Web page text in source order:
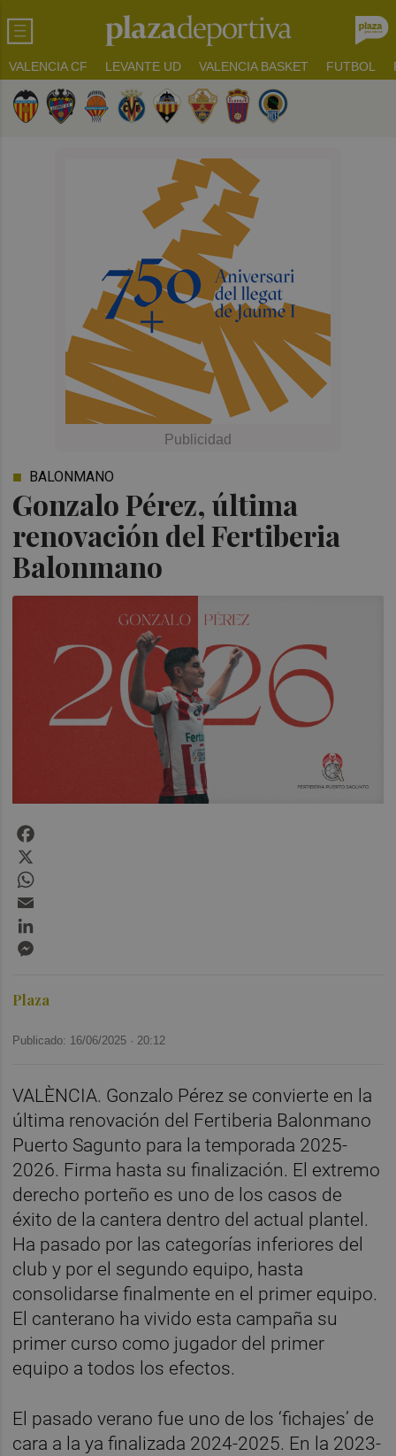
VALENCIA CF LEVANTE UD VALENCIA BASKET FUTBOL
Gonzalo Pérez, última
renovación del Fertiberia
Balonmano
BALONMANO
Plaza
Publicado: 16/06/2025 · 20:12
VALÈNCIA. Gonzalo Pérez se convierte en la
última renovación del Fertiberia Balonmano
Puerto Sagunto para la temporada 2025-
2026. Firma hasta su finalización. El extremo
derecho porteño es uno de los casos de
éxito de la cantera dentro del actual plantel.
Ha pasado por las categorías inferiores del
club y por el segundo equipo, hasta
consolidarse finalmente en el primer equipo.
El canterano ha vivido esta campaña su
primer curso como jugador del primer
equipo a todos los efectos.
El pasado verano fue uno de los ‘fichajes’ de
cara a la ya finalizada 2024-2025. En la 2023-